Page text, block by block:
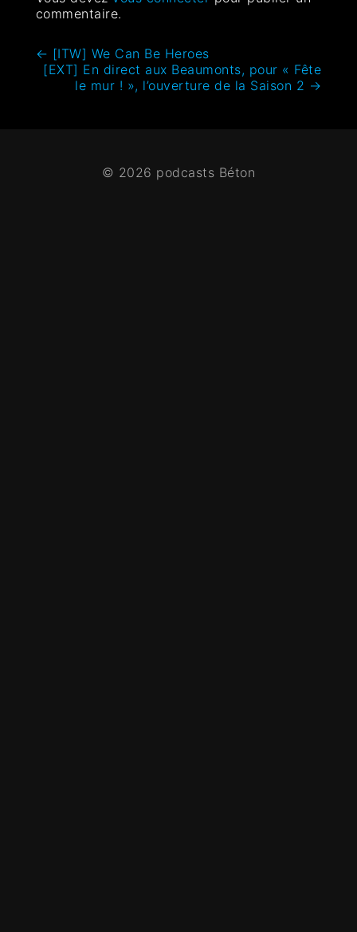
commentaire.
← [ITW] We Can Be Heroes
[EXT] En direct aux Beaumonts, pour « Fête
le mur ! », l’ouverture de la Saison 2 →
© 2026 podcasts Béton